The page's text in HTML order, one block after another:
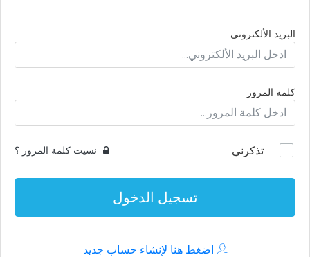
البريد الألكتروني
كلمة المرور
تذكرني نسيت كلمة المرور ؟
تسجيل الدخول
اضغط هنا لإنشاء حساب جديد